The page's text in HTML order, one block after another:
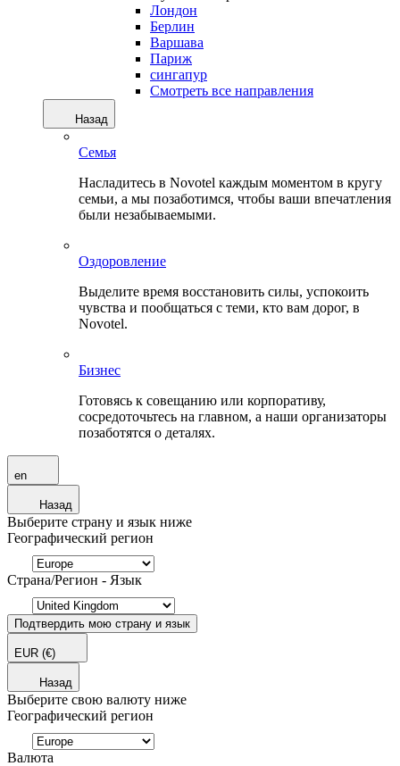
Лондон
Берлин
Варшава
Париж
сингапур
Смотреть все направления
Назад
Семья
Насладитесь в Novotel каждым моментом в кругу
семьи, а мы позаботимся, чтобы ваши впечатления
были незабываемыми.
Оздоровление
Выделите время восстановить силы, успокоить
чувства и пообщаться с теми, кто вам дорог, в
Novotel.
Бизнес
Готовясь к совещанию или корпоративу,
сосредоточьтесь на главном, а наши организаторы
позаботятся о деталях.
en
Назад
Выберите страну и язык ниже
Географический регион
Страна/Регион - Язык
Подтвердить мою страну и язык
EUR (€)
Назад
Выберите свою валюту ниже
Географический регион
Валюта